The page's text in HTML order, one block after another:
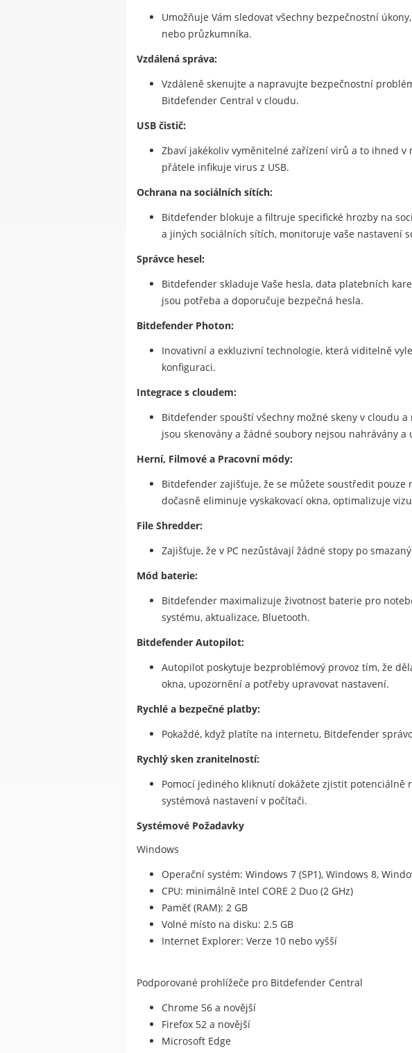
Umožňuje Vám sledovat všechny bezpečnostní
nebo průzkumníka.
Vzdálená správa:
Vzdáleně skenujte a napravujte bezpečnostní
Bitdefender Central v cloudu.
USB čistič:
Zbaví jakékoliv vyměnitelné zařízení virů a to ihned v
přátele infikuje virus z USB.
Ochrana na sociálních sítích:
Bitdefender blokuje a filtruje specifické hrozby na
a jiných sociálních sítích, monitoruje vaše nastavení
Správce hesel:
Bitdefender skladuje Vaše hesla, data platebních
jsou potřeba a doporučuje bezpečná hesla.
Bitdefender Photon:
Inovativní a exkluzivní technologie, která viditelně
konfiguraci.
Integrace s cloudem:
Bitdefender spouští všechny možné skeny v cloudu
jsou skenovány a žádné soubory nejsou nahrávány a
Herní, Filmové a Pracovní módy:
Bitdefender zajišťuje, že se můžete soustředit pouze
dočasně eliminuje vyskakovací okna, optimalizuje
File Shredder:
Zajišťuje, že v PC nezůstávají žádné stopy po
Mód baterie:
Bitdefender maximalizuje životnost baterie pro
systému, aktualizace, Bluetooth.
Bitdefender Autopilot:
Autopilot poskytuje bezproblémový provoz tím, že
okna, upozornění a potřeby upravovat nastavení.
Rychlé a bezpečné platby:
Pokaždé, když platíte na internetu, Bitdefender
Rychlý sken zranitelností:
Pomocí jediného kliknutí dokážete zjistit potenciálně
systémová nastavení v počítači.
Systémové Požadavky
Windows
Operační systém: Windows 7 (SP1), Windows 8,
CPU: minimálně Intel CORE 2 Duo (2 GHz)
Paměť (RAM): 2 GB
Volné místo na disku: 2.5 GB
Internet Explorer: Verze 10 nebo vyšší
Podporované prohlížeče pro Bitdefender Central
Chrome 56 a novější
Firefox 52 a novější
Microsoft Edge